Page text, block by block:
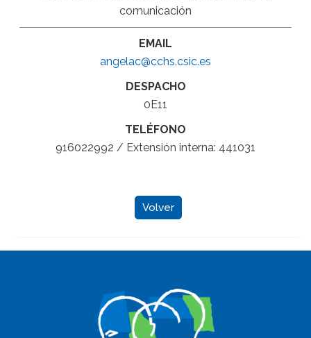
comunicación
EMAIL
angelac@cchs.csic.es
DESPACHO
0E11
TELÉFONO
916022992 / Extensión interna: 441031
Volver